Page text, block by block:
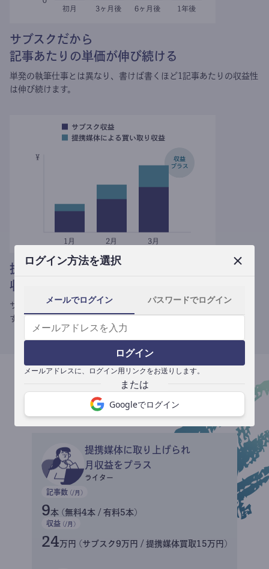
ログイン方法を選択
メールでログイン パスワードでログイン
ログイン
メールアドレスに、ログイン用リンクをお送りします。
Googleでログイン
サブスクだから
記事あたりの単価が伸び続ける
単発の執筆仕事とは異なり、 書けば書くほど1記事あたりの収益性
は伸び続けます。
提携媒体による記事買い取りで
収益がプラスされる
サブスク収益にメディアへの記事提供の売り上げをプラスできま
す。
収益イメージ
提携媒体に取り上げられ
月収益をプラス
ライター
記事数 (/月)
9本 (無料4本 / 有料5本)
収益 (/月)
24万円 (サブスク9万円 / 提携媒体買取15万円)